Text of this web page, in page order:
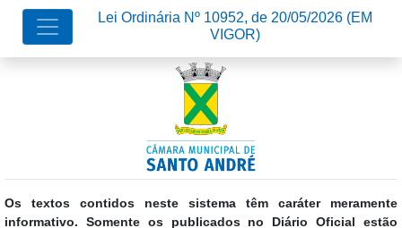
Os textos contidos neste sistema têm caráter meramente
informativo. Somente os publicados no Diário Oficial estão
Lei Ordinária Nº 10952, de 20/05/2026 (EM
VIGOR)